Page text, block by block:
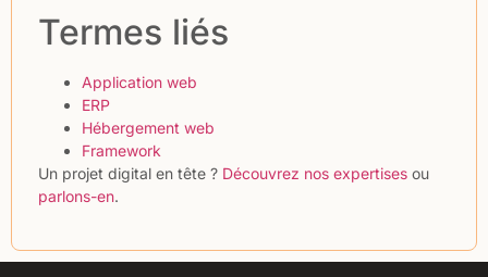
Termes liés
Application web
ERP
Hébergement web
Framework
Un projet digital en tête ? Découvrez nos expertises ou
parlons-en.